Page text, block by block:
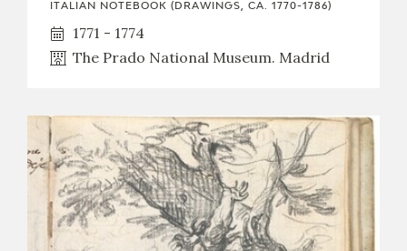
ITALIAN NOTEBOOK (DRAWINGS, CA. 1770-1786)
1771 - 1774
The Prado National Museum. Madrid